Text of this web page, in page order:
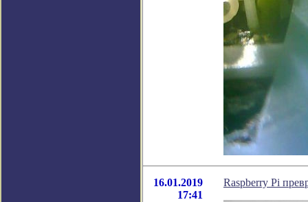
16.01.2019
17:41
Raspberry Pi